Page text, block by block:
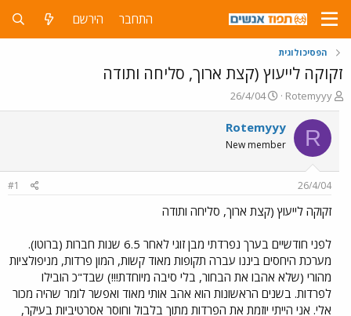
התחבר הירשם
הפסיכולוגית
זקוקה לייעוץ (קצת ארוך, סליחה ותודה
פ
ו
ת
ח
ה
ש
א
Rotemyyy
פ
ו
ר
ס
ם
ר
י
26/4/04
R
Rotemyyy
New member
26/4/04
#1
זקוקה לייעוץ (קצת ארוך, סליחה ותודה
לפני חודשיים בערך נפרדתי מבן זוגי לאחר 6.5 שנות חברות (ברוטו).
מערכת היחסים ביננו עברה תקופות מאוד קשות, המון פרדות, מניפולציות
מהורי (שלא אהבו את הבחור, בלי סיבה מיוחדת!!!) שבד"כ הובילו
לפרדות. בשנים הראשונות הוא אהב אותי מאוד ואפשר לומר שהיה מכור
אלי. אני הייתי יוזמת את הפרדות מתוך בלבול וחוסר אסרטיביות בעיקר,